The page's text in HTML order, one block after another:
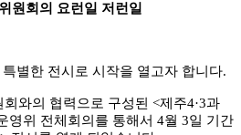
원회의 요런일 저런일
특별한 전시로 시작을 열고자 합니다.
와의 협력으로 구성된 <제주4·3과
영위 전체회의를 통해서 4월 3일 기간